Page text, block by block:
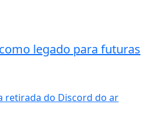
legado para futuras